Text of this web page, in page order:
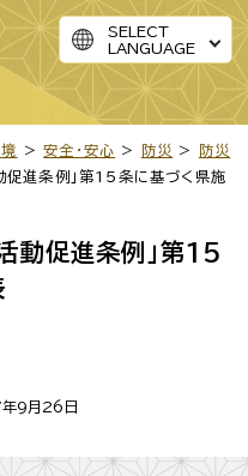
SELECT
LANGUAGE
境 >安全・安心 > 防災 >
防災
進条例」第15条に基づく県施
動促進条例」第15
9月26日